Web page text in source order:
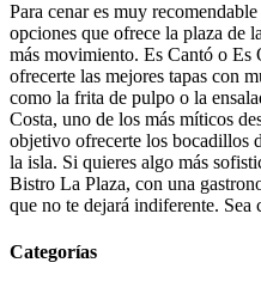
Para cenar es muy
opciones que ofrece la plaza de
más movimiento. Es Cantó o Es
ofrecerte las mejores tapas con
como la frita de pulpo o la
Costa, uno de los más míticos
objetivo ofrecerte los bocadillos
la isla. Si quieres algo más
Bistro La Plaza, con una
que no te dejará indiferente. Sea
Categorías